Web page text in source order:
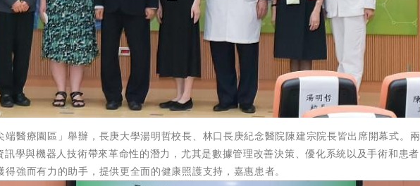
醫療園區」舉辦，長庚大學湯明哲校長、林口長庚紀念醫院陳建宗院長皆出席開幕式。兩
學與機器人技術帶來革命性的潛力，尤其是數據管理改善決策、優化系統以及手術和患者
強而有力的助手，提供更全面的健康照護支持，嘉惠患者。